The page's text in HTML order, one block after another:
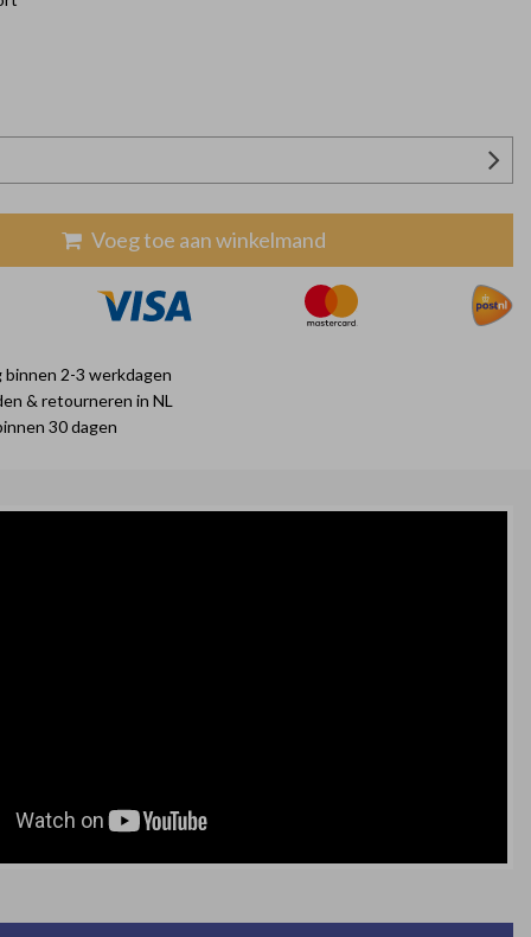
Voeg toe aan winkelmand
binnen 2-3 werkdagen
& retourneren in NL
30 dagen